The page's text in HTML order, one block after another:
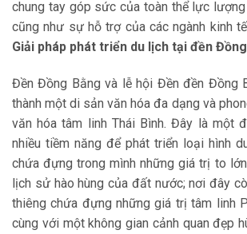
chung tay góp sức của toàn thể lực
cũng như sự hỗ trợ của các ngành kinh
Giải pháp phát triển du lịch tại đền
Đền Đồng Bằng và lễ hội Đền đền Đồng
thành một di sản văn hóa đa dạng và
văn hóa tâm linh Thái Bình. Đây là một
nhiều tiềm năng để phát triển loại hình
chứa đựng trong mình những giá trị to
lịch sử hào hùng của đất nước; nơi đây
thiêng chứa đựng những giá trị tâm linh
cùng với một không gian cảnh quan đẹp